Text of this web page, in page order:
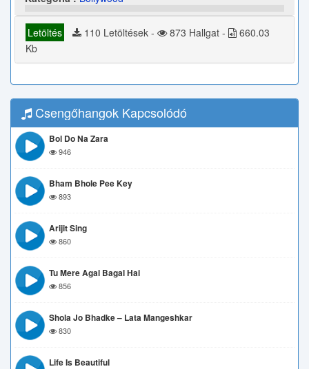
Letöltés 110 Letöltések - 873 Hallgat -
660.03
Kb
Csengőhangok Kapcsolódó
Bol Do Na Zara
946
Bham Bhole Pee Key
893
Arijit Sing
860
Tu Mere Agal Bagal Hai
856
Shola Jo Bhadke – Lata Mangeshkar
830
Life Is Beautiful